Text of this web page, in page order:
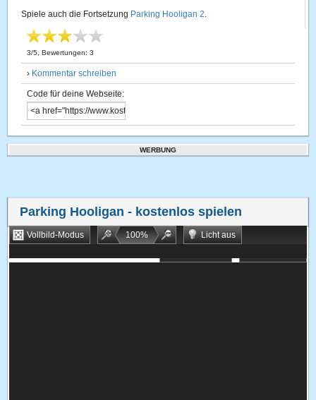
Spiele auch die Fortsetzung Parking Hooligan 2.
3/5 , Bewertungen:3
› Kommentar schreiben
Code für deine Webseite:
WERBUNG
Parking Hooligan - kostenlos spielen
Vollbild-Modus 100%
Licht aus